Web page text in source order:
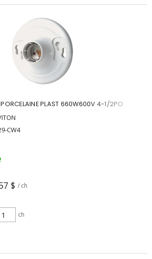
PLAST 660W600V 4-1/2PO
CW4
$ / ch
ch